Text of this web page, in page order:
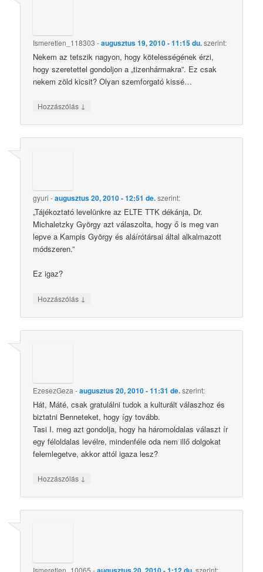
Ismeretlen_118303 -augusztus 19, 2010 - 11:15 du.szerint:
Nekem az tetszik nagyon, hogy kötelességének érzi,
hogy szeretettel gondoljon a „tizenhármakra”. Ez csak
nekem zöld kicsit? Olyan szemforgató kissé…
Hozzászólás ↓
gyuri -augusztus 20, 2010 - 12:51 de.szerint:
„Tájékoztató levelünkre az ELTE TTK dékánja, Dr.
Michaletzky György azt válaszolta, hogy ő is meg van
lepve a Kampis György és aláírótársai által alkalmazott
módszeren.”
Ez igaz?
Hozzászólás ↓
EzesezGeza -augusztus 20, 2010 - 11:31 de.szerint:
Hát, Máté, csak gratulálni tudok a kulturált válaszhoz és
biztatni Benneteket, hogy így tovább.
Tasi I. meg azt gondolja, hogy ha háromoldalas választ ír
egy féloldalas levélre, mindenféle oda nem illő dolgokat
felemlegetve, akkor attól igaza lesz?
Hozzászólás ↓